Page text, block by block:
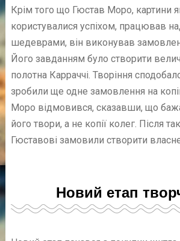
Крім того що Гюстав Моро, картини
користувалися успіхом, працював
шедеврами, він виконував
Його завданням було створити
полотна Карраччі. Творіння
зробили ще одне замовлення на
Моро відмовився, сказавши, що
його твори, а не копії колег. Після
Гюставові замовили створити
Новий етап